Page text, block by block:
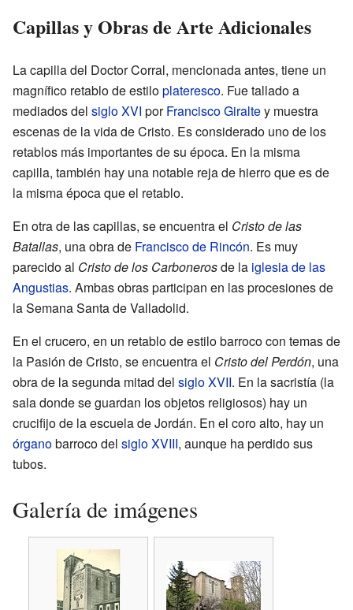
Capillas y Obras de Arte Adicionales
La capilla del Doctor Corral, mencionada antes, tiene un
magnífico retablo de estiloplateresco. Fue tallado a
mediados del siglo XVI porFrancisco Giraltey muestra
escenas de la vida de Cristo. Es considerado uno de los
retablos más importantes de su época. En la misma
capilla, también hay una notable reja de hierro que es de
la misma época que el retablo.
En otra de las capillas, se encuentra el Cristo de las
Batallas, una obra de Francisco de Rincón. Es muy
parecido al Cristo de los Carbonerosde la iglesia de las
Angustias. Ambas obras participan en las procesiones de
la Semana Santa de Valladolid.
En el crucero, en un retablo de estilo barroco con temas de
la Pasión de Cristo, se encuentra el Cristo del Perdón, una
obra de la segunda mitad del siglo XVII. En la sacristía (la
sala donde se guardan los objetos religiosos) hay un
crucifijo de la escuela de Jordán. En el coro alto, hay un
órganobarroco del siglo XVIII, aunque ha perdido sus
tubos.
Galería de imágenes